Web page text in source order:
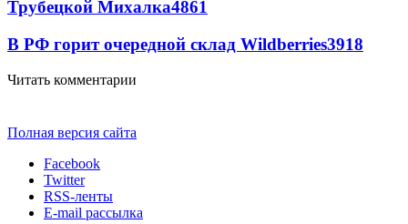
Трубецкой Михалка4861
В РФ горит очередной склад Wildberries3918
Читать комментарии
Полная версия сайта
Facebook
Twitter
RSS-ленты
E-mail рассылка